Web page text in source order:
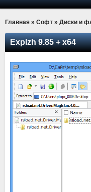
Главная » Софт » Диски и
Explzh 9.85 + x64